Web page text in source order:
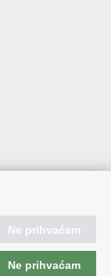
Ne prihvaćam
Ne prihvaćam